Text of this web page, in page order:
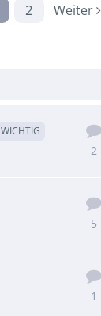
2 Weiter
WICHTIG
2
5
1